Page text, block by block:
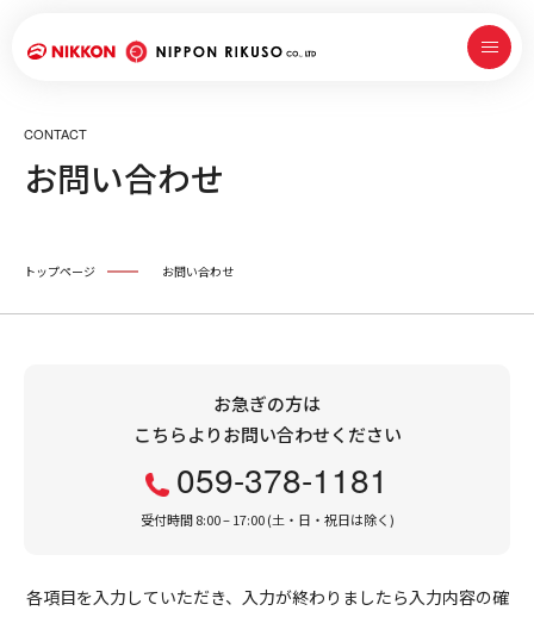
CONTACT
お問い合わせ
トップページ お問い合わせ
お急ぎの方は
こちらよりお問い合わせください
059-378-1181
受付時間 8:00 – 17:00 (土・日・祝日は除く)
各項目を入力していただき、入力が終わりましたら入力内容の確